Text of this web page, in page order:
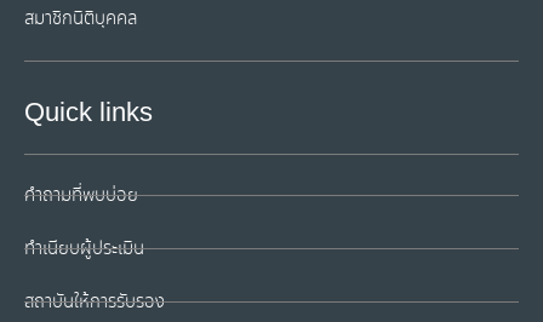
สมาชิกนิติบุคคล
Quick links
คำถามที่พบบ่อย
ทำเนียบผู้ประเมิน
สถาบันให้การรับรอง